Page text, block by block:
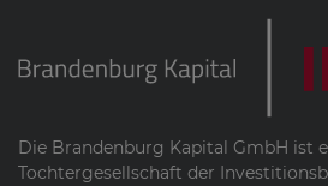
Die Brandenburg Kapital GmbH ist
Tochtergesellschaft der